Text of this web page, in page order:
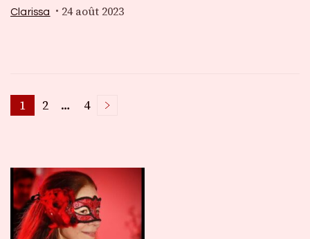
Clarissa 24 août 2023
Pagination
des
publications
Page
1 Page
2 … Page
4